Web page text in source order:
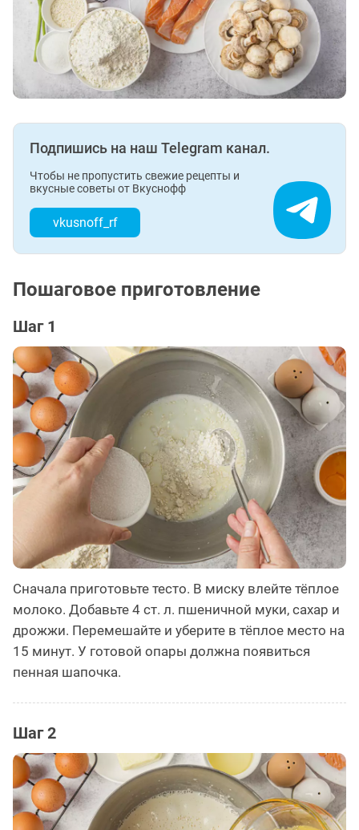
Подпишись на наш Telegram канал.
Чтобы не пропустить свежие рецепты и
вкусные советы от Вкуснофф
vkusnoff_rf
Пошаговое приготовление
Шаг 1
Сначала приготовьте тесто. В миску влейте тёплое
молоко. Добавьте 4 ст. л. пшеничной муки, сахар и
дрожжи. Перемешайте и уберите в тёплое место на
15 минут. У готовой опары должна появиться
пенная шапочка.
Шаг 2